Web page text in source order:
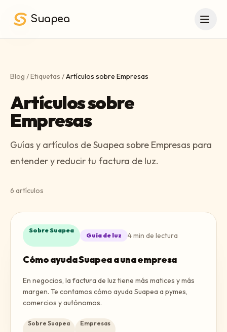
Suapea
Blog /Etiquetas /Artículos sobre Empresas
Artículos sobre
Empresas
Guías y artículos de Suapea sobre Empresas para
entender y reducir tu factura de luz.
6 artículos
Sobre Suapea
Guía de luz 4min de lectura
Cómo ayuda Suapea a una empresa
En negocios, la factura de luz tiene más matices y más
margen. Te contamos cómo ayuda Suapea a pymes,
comercios y autónomos.
Sobre Suapea Empresas